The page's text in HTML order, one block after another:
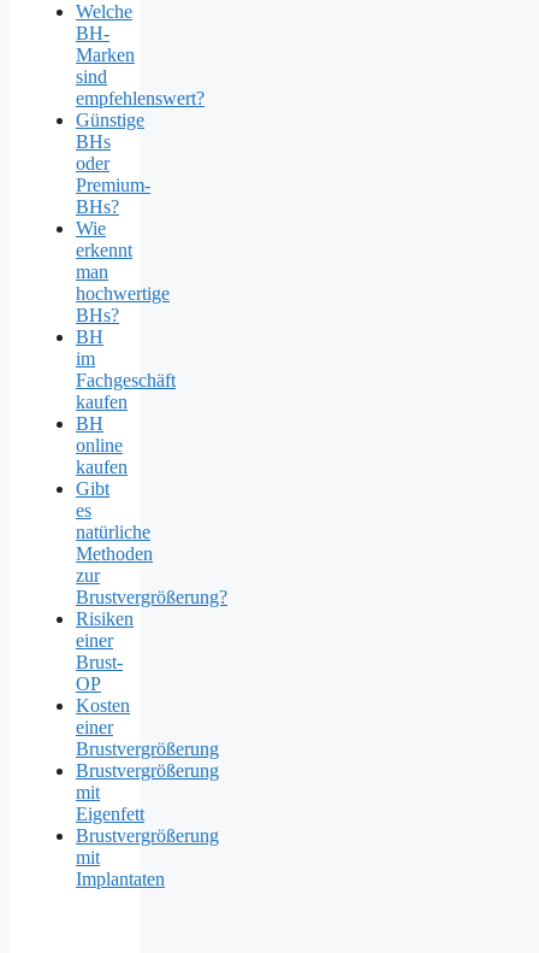
Welche
BH-
Marken
sind
empfehlenswert?
Günstige
BHs
oder
Premium-
BHs?
Wie
erkennt
man
hochwertige
BHs?
BH
im
Fachgeschäft
kaufen
BH
online
kaufen
Gibt
es
natürliche
Methoden
zur
Brustvergrößerung?
Risiken
einer
Brust-
OP
Kosten
einer
Brustvergrößerung
Brustvergrößerung
mit
Eigenfett
Brustvergrößerung
mit
Implantaten